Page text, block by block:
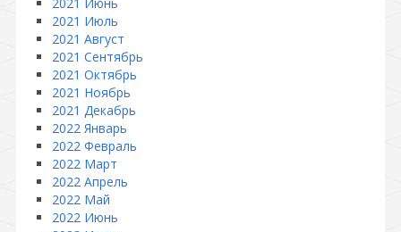
2021 Июль
2021 Август
2021 Сентябрь
2021 Октябрь
2021 Ноябрь
2021 Декабрь
2022 Январь
2022 Февраль
2022 Март
2022 Апрель
2022 Май
2022 Июнь